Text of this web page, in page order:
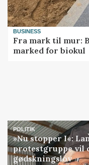
BUSINESS
Fra mark til mur:
marked for biokul
POLITIK
»Nu stopper I«:
protestgruppe vil
gødskningslov